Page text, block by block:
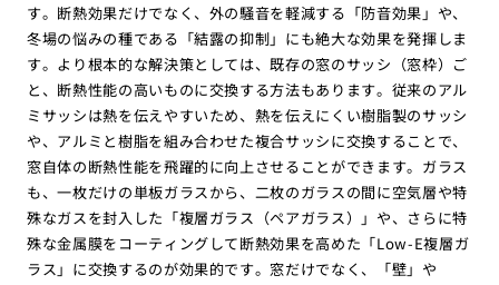
す。断熱効果だけでなく、外の騒音を軽減する「防音効果」や、
冬場の悩みの種である「結露の抑制」にも絶大な効果を発揮しま
す。より根本的な解決策としては、既存の窓のサッシ（窓枠）ご
と、断熱性能の高いものに交換する方法もあります。従来のアル
ミサッシは熱を伝えやすいため、熱を伝えにくい樹脂製のサッシ
や、アルミと樹脂を組み合わせた複合サッシに交換することで、
窓自体の断熱性能を飛躍的に向上させることができます。ガラス
も、一枚だけの単板ガラスから、二枚のガラスの間に空気層や特
殊なガスを封入した「複層ガラス（ペアガラス）」や、さらに特
殊な金属膜をコーティングして断熱効果を高めた「Low-E複層ガ
ラス」に交換するのが効果的です。窓だけでなく、「壁」や